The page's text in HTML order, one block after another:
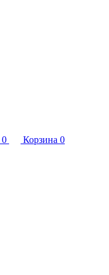
0 Корзина 0